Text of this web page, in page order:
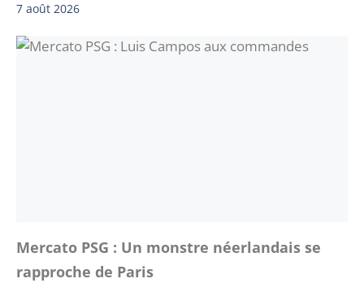
7 août 2026
Mercato PSG : Un monstre néerlandais se
rapproche de Paris